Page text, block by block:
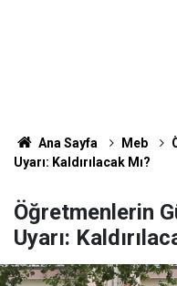
Ana Sayfa Meb
Uyarı: Kaldırılacak Mı?
Öğretmenlerin
Uyarı: